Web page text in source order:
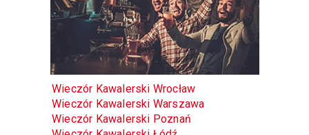
Wieczór Kawalerski Wrocław
Wieczór Kawalerski Warszawa
Wieczór Kawalerski Poznań